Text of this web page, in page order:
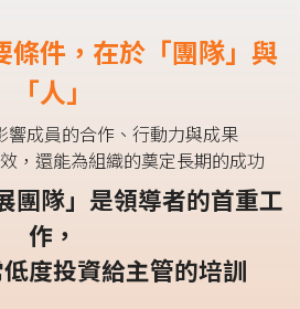
條件，在於 「團隊」與
「人」
響成員的合作、行動力與成果
，還能為組織的奠定長期的成功
團隊」是領導者的首重工
作，
度投資給主管的培訓